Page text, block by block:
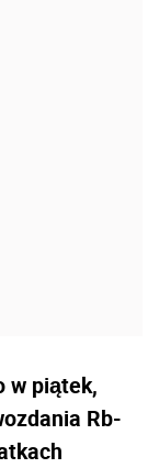
w piątek,
Rb-